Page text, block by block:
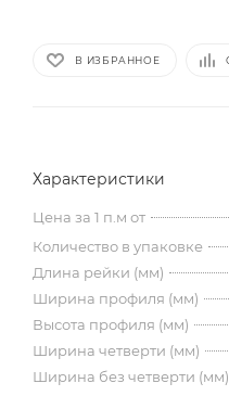
В ИЗБРАННОЕ
Характеристики
Цена за 1 п.м от
Количество в упаковке
Длина рейки (мм)
Ширина профиля (мм)
Высота профиля (мм)
Ширина четверти (мм)
Ширина без четверти (мм)